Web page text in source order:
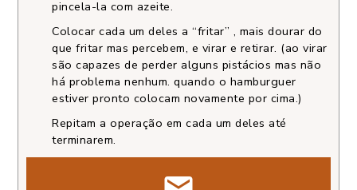
pincela-la com azeite.
Colocar cada um deles a “fritar” , mais dourar do
que fritar mas percebem, e virar e retirar. (ao virar
são capazes de perder alguns pistácios mas não
há problema nenhum. quando o hamburguer
estiver pronto colocam novamente por cima.)
Repitam a operação em cada um deles até
terminarem.